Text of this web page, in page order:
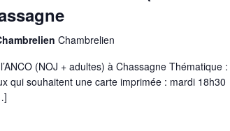
Chambrelien
(NOJ + adultes) à Chassagne Thématique
qui souhaitent une carte imprimée : mardi 18h30